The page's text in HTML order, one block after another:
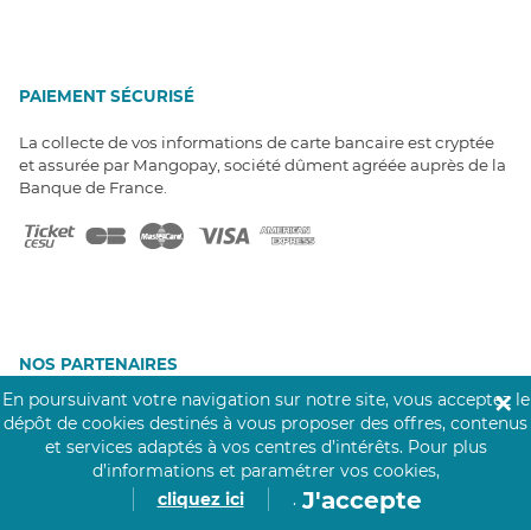
PAIEMENT SÉCURISÉ
La collecte de vos informations de carte bancaire est cryptée
et assurée par Mangopay, société dûment agréée auprès de la
Banque de France.
NOS PARTENAIRES
Click&Care est soutenu par les Groupes
Caisse des Dépôts et MAIF.
En poursuivant votre navigation sur notre site, vous acceptez le
dépôt de cookies destinés à vous proposer des offres, contenus
et services adaptés à vos centres d’intérêts. Pour plus
d’informations et paramétrer vos cookies,
cliquez ici
. J'accepte
✕